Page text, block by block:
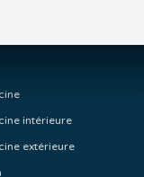
intérieure
extérieure